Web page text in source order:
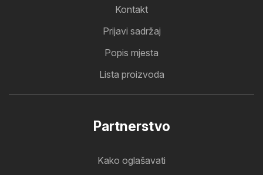
Kontakt
Prijavi sadržaj
Popis mjesta
Lista proizvoda
Partnerstvo
Kako oglašavati